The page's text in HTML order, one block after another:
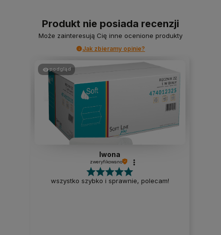
Produkt nie posiada recenzji
Może zainteresują Cię inne ocenione produkty
Jak zbieramy opinie?
podgląd
Iwona
zweryfikowano
wszystko szybko i sprawnie, polecam!